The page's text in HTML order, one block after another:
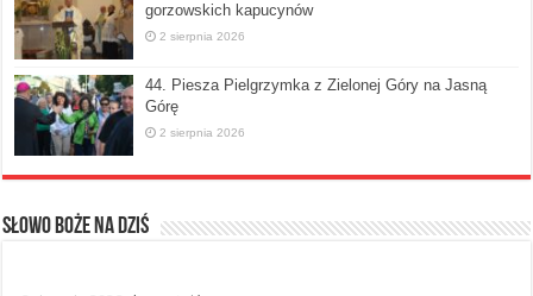
gorzowskich kapucynów
2 sierpnia 2026
44. Piesza Pielgrzymka z Zielonej Góry na Jasną
Górę
2 sierpnia 2026
Słowo Boże na dziś